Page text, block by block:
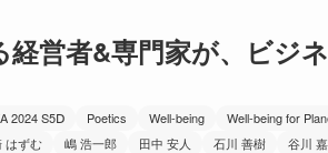
営者&専門家が、ビジ
2024 S5Ⅾ Poetics Well-being Well-being for
はずむ 嶋 浩一郎 田中 安人 石川 善樹 谷川